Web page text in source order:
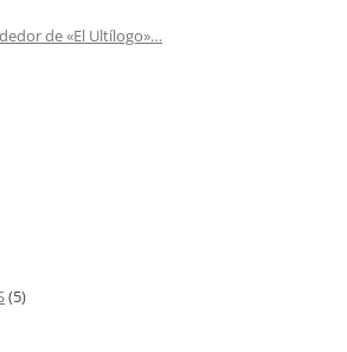
de «El Ultílogo»…
(5)